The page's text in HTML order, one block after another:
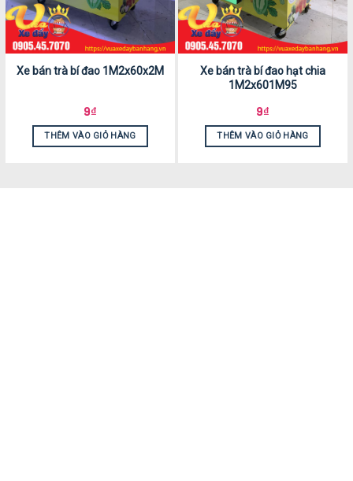
Xe bán trà bí đao 1M2x60x2M
9₫
THÊM VÀO GIỎ HÀNG
Xe bán trà bí đao hạt chia
1M2x601M95
9₫
THÊM VÀO GIỎ HÀNG